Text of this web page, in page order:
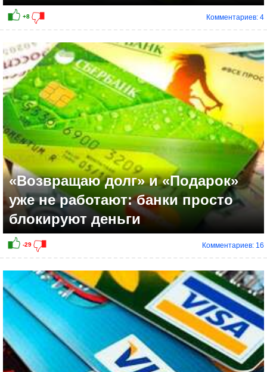
+3
Комментариев: 4
«Возвращаю долг» и «Подарок»
уже не работают: банки просто
блокируют деньги
Комментариев: 16